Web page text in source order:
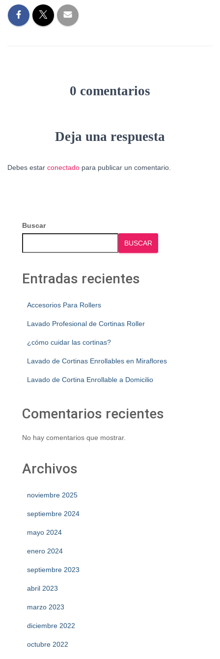
0 comentarios
Deja una respuesta
Debes estar conectado para publicar un comentario.
Buscar
BUSCAR
Entradas recientes
Accesorios Para Rollers
Lavado Profesional de Cortinas Roller
¿cómo cuidar las cortinas?
Lavado de Cortinas Enrollables en Miraflores
Lavado de Cortina Enrollable a Domicilio
Comentarios recientes
No hay comentarios que mostrar.
Archivos
noviembre 2025
septiembre 2024
mayo 2024
enero 2024
septiembre 2023
abril 2023
marzo 2023
diciembre 2022
octubre 2022